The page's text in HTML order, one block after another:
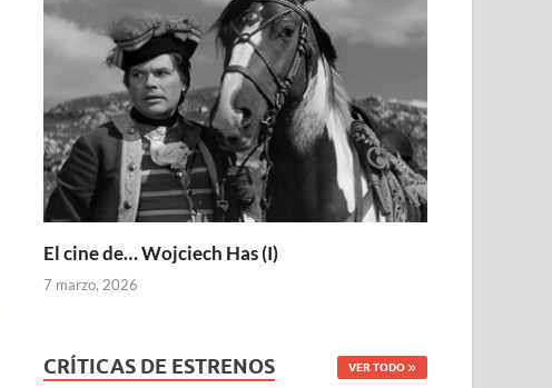
El cine de… Wojciech Has (I)
7 marzo, 2026
CRÍTICAS DE ESTRENOS VER TODO